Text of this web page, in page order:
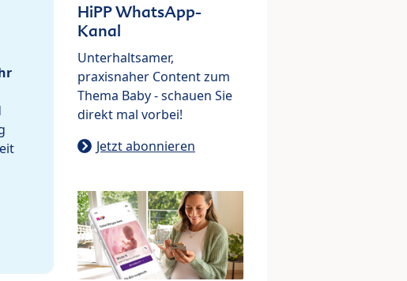
HiPP WhatsApp-
Kanal
Unterhaltsamer,
praxisnaher Content zum
Thema Baby - schauen Sie
direkt mal vorbei!
Jetzt abonnieren